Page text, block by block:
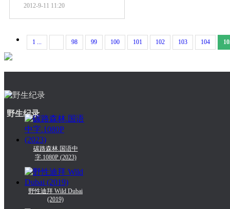
2012-9-11 11:20
1 ... 98 99 100 101 102 103 104
野生纪录
碳路森林.国语中
字.1080P (2023)
野性迪拜 Wild Dubai
(2019)